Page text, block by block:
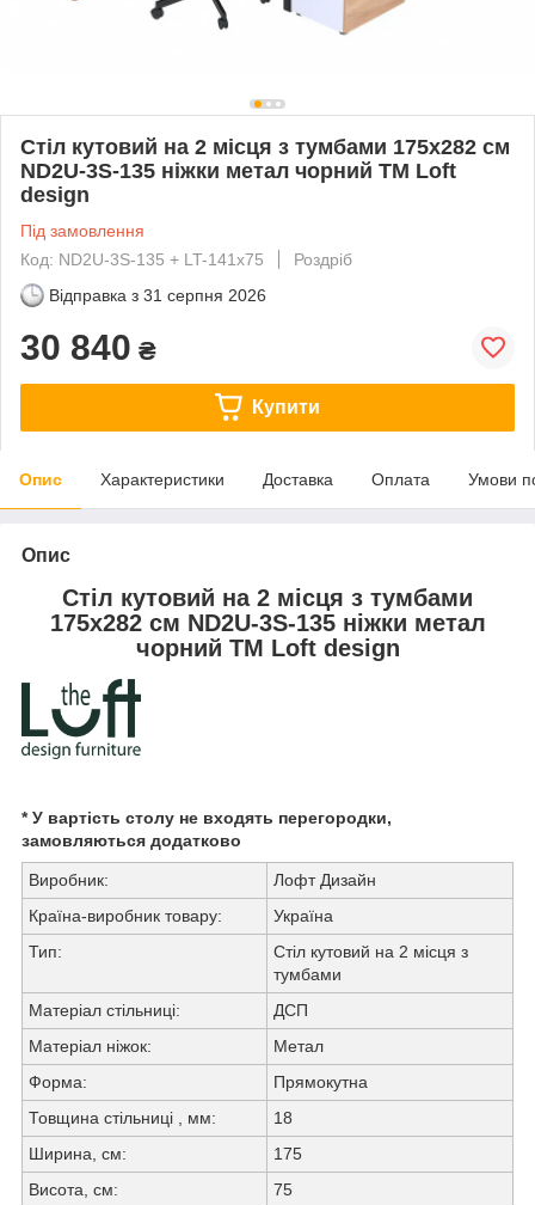
Стіл кутовий на 2 місця з тумбами 175х282 см
ND2U-3S-135 ніжки метал чорний TM Loft
design
Під замовлення
Код: ND2U-3S-135 + LT-141x75
Роздріб
Відправка з 31 серпня 2026
30 840 ₴
Купити
Опис Характеристики Доставка Оплата Умови
Опис
Стіл кутовий на 2 місця з тумбами
175х282 см ND2U-3S-135 ніжки метал
чорний TM Loft design
* У вартість столу не входять перегородки,
замовляються додатково
Виробник:
Лофт Дизайн
Країна-виробник товару:
Україна
Тип:
Стіл кутовий на 2 місця з
тумбами
Матеріал стільниці:
ДСП
Матеріал ніжок:
Метал
Форма:
Прямокутна
Товщина стільниці , мм:
18
Ширина, см:
175
Висота, см:
75